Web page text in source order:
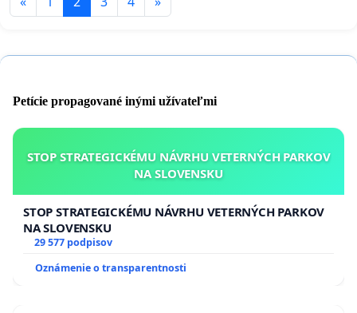
Petície propagované inými užívateľmi
STOP STRATEGICKÉMU NÁVRHU VETERNÝCH PARKOV
NA SLOVENSKU
STOP STRATEGICKÉMU NÁVRHU VETERNÝCH PARKOV
NA SLOVENSKU
29 577 podpisov
Oznámenie o transparentnosti